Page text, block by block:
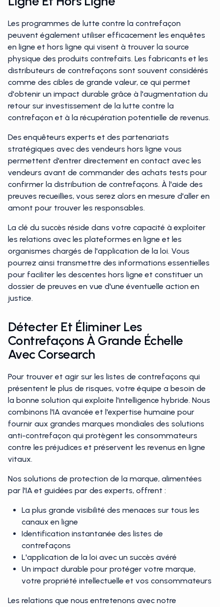
Les programmes de lutte contre la contrefaçon
peuvent également utiliser efficacement les enquêtes
en ligne et hors ligne qui visent à trouver la source
physique des produits contrefaits. Les fabricants et les
distributeurs de contrefaçons sont souvent considérés
comme des cibles de grande valeur, ce qui permet
d'obtenir un impact durable grâce à l'augmentation du
retour sur investissement de la lutte contre la
contrefaçon et à la récupération potentielle de revenus.
Des enquêteurs experts et des partenariats
stratégiques avec des vendeurs hors ligne vous
permettent d'entrer directement en contact avec les
vendeurs avant de commander des achats tests pour
confirmer la distribution de contrefaçons. À l'aide des
preuves recueillies, vous serez alors en mesure d'aller en
amont pour trouver les responsables.
La clé du succès réside dans votre capacité à exploiter
les relations avec les plateformes en ligne et les
organismes chargés de l'application de la loi. Vous
pourrez ainsi transmettre des informations essentielles
pour faciliter les descentes hors ligne et constituer un
dossier de preuves en vue d'une éventuelle action en
justice.
Détecter Et Éliminer Les
Contrefaçons À Grande Échelle
Avec Corsearch
Pour trouver et agir sur les listes de contrefaçons qui
présentent le plus de risques, votre équipe a besoin de
la bonne solution qui exploite l'intelligence hybride. Nous
combinons l'IA avancée et l'expertise humaine pour
fournir aux grandes marques mondiales des solutions
anti-contrefaçon qui protègent les consommateurs
contre les préjudices et préservent les revenus en ligne
vitaux.
Nos solutions de protection de la marque, alimentées
par l'IA et guidées par des experts, offrent :
La plus grande visibilité des menaces sur tous les
canaux en ligne
Identification instantanée des listes de
contrefaçons
L'application de la loi avec un succès avéré
Un impact durable pour protéger votre marque,
votre propriété intellectuelle et vos consommateurs
Les relations que nous entretenons avec notre